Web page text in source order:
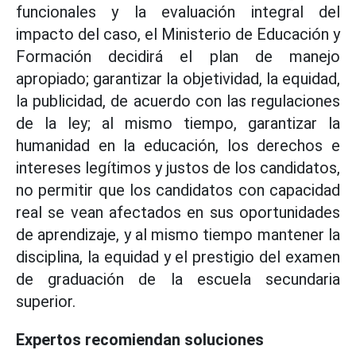
funcionales y la evaluación integral del
impacto del caso, el Ministerio de Educación y
Formación decidirá el plan de manejo
apropiado; garantizar la objetividad, la equidad,
la publicidad, de acuerdo con las regulaciones
de la ley; al mismo tiempo, garantizar la
humanidad en la educación, los derechos e
intereses legítimos y justos de los candidatos,
no permitir que los candidatos con capacidad
real se vean afectados en sus oportunidades
de aprendizaje, y al mismo tiempo mantener la
disciplina, la equidad y el prestigio del examen
de graduación de la escuela secundaria
superior.
Expertos recomiendan soluciones